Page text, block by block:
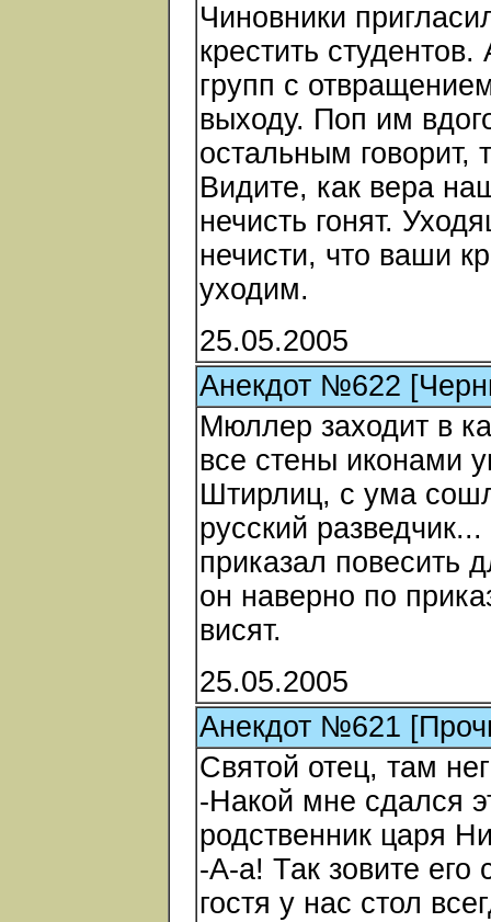
Чиновники
крестить
групп с
выходу. Поп им
остальным говорит,
Видите, как вера
нечисть гонят.
нечисти, что ваши
уходим.
25.05.2005
Анекдот №622
Мюллер заходит в
все стены иконами
Штирлиц, с ума
русский
приказал повесить
он наверно по
висят.
25.05.2005
Анекдот №621
Святой отец, там
-Накой мне сдался
родственник царя
-А-а! Так зовите его
гостя у нас стол